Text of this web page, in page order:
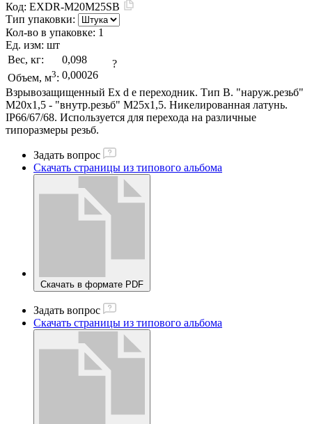
Код: EXDR-M20M25SB
Тип упаковки:
Кол-во в упаковке: 1
Ед. изм: шт
Вес, кг:
0,098
Объем, м3: 0,00026
?
Взрывозащищенный Ex d e переходник. Тип В. "наруж.резьб"
М20х1,5 - "внутр.резьб" M25х1,5. Никелированная латунь.
IP66/67/68. Используется для перехода на различные
типоразмеры резьб.
Задать вопрос
Скачать страницы из типового альбома
Скачать в формате PDF
Задать вопрос
Скачать страницы из типового альбома